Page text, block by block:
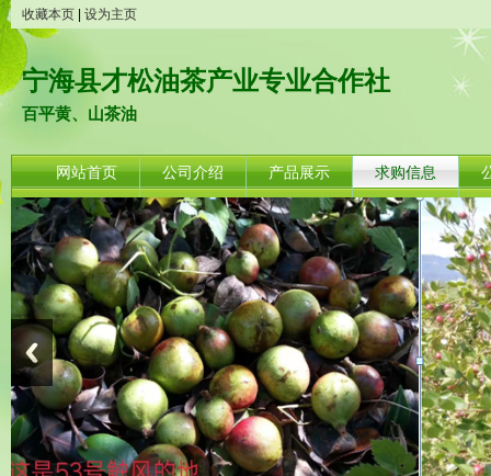
收藏本页 设为主页
宁海县才松油茶产业专业合作社
百平黄、山茶油
网站首页 公司介绍 产品展示 求购信息